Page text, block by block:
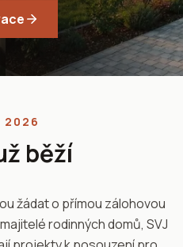
2026
běží
žádat o přímou zálohovou
rodinných domů, SVJ